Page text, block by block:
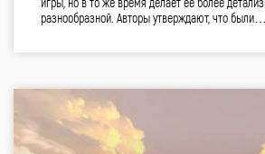
разнообразной. Авторы утверждают, что были…